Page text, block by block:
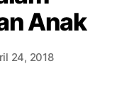
Anak
24, 2018